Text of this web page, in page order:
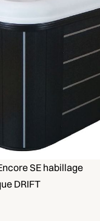
SE habillage
DRIFT